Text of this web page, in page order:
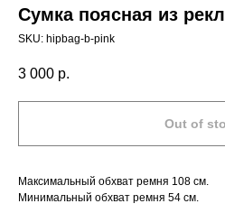
Сумка поясная из
SKU: hipbag-b-pink
3 000 р.
Out of
Максимальный обхват ремня 108 см.
Минимальный обхват ремня 54 см.